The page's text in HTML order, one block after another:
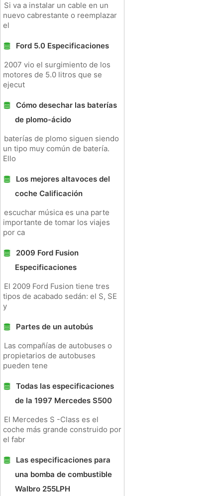
Si va a instalar un cable en un
nuevo cabrestante o reemplazar
el
Ford 5.0 Especificaciones
2007 vio el surgimiento de los
motores de 5.0 litros que se
ejecut
Cómo desechar las baterías
de plomo-ácido
baterías de plomo siguen siendo
un tipo muy común de batería.
Ello
Los mejores altavoces del
coche Calificación
escuchar música es una parte
importante de tomar los viajes
por ca
2009 Ford Fusion
Especificaciones
El 2009 Ford Fusion tiene tres
tipos de acabado sedán: el S, SE
y
Partes de un autobús
Las compañías de autobuses o
propietarios de autobuses
pueden tene
Todas las especificaciones
de la 1997 Mercedes S500
El Mercedes S -Class es el
coche más grande construido por
el fabr
Las especificaciones para
una bomba de combustible
Walbro 255LPH